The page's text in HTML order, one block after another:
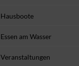
Hausboote
Essen am Wasser
Veranstaltungen